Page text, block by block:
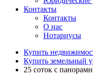
Контакты
Контакты
О нас
Нотариусы
Купить
Купить земельный
25 соток с